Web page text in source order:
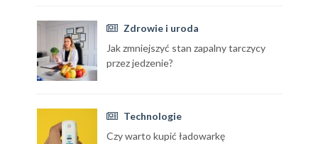
Zdrowie i uroda
Jak zmniejszyć stan zapalny tarczycy
przez jedzenie?
Technologie
Czy warto kupić ładowarkę